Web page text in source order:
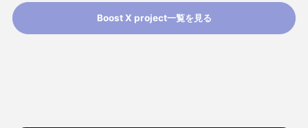
Boost X project一覧を見る